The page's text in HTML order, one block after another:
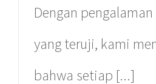
Dengan
yang teruji, kami
bahwa setiap [...]